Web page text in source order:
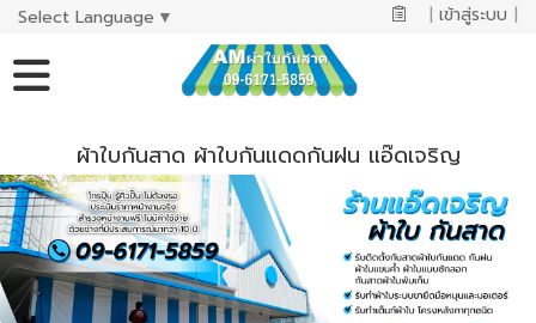
Select Language ▼ | เข้าสู่ระบบ |
ผ้าใบกันสาด ผ้าใบกันแดดกันฝน แอ๊ดเจริญ